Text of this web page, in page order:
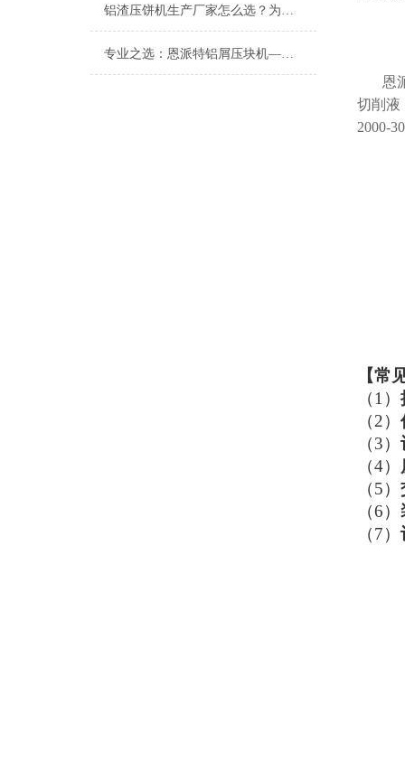
铝渣压饼机生产厂家怎么选？为什么行业都在关注恩派特
专业之选：恩派特铝屑压块机——高效处理与资源回收的理想解决方案
恩
切削液
2000-
【常
（1）
（2）
（3）
（4）
（5）
（6）
（7）